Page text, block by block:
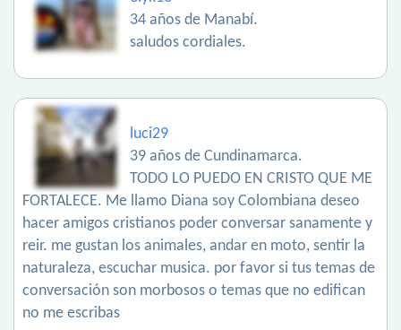
34 años de Manabí.
saludos cordiales.
luci29
39 años de Cundinamarca.
TODO LO PUEDO EN CRISTO QUE ME
FORTALECE. Me llamo Diana soy Colombiana deseo
hacer amigos cristianos poder conversar sanamente y
reir. me gustan los animales, andar en moto, sentir la
naturaleza, escuchar musica. por favor si tus temas de
conversación son morbosos o temas que no edifican
no me escribas